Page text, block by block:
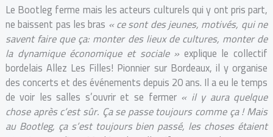
Le Bootleg ferme mais les acteurs culturels qui y ont pris part,
ne baissent pas les bras « ce sont des jeunes, motivés, qui ne
savent faire que ça: monter des lieux de cultures, monter de
la dynamique économique et sociale » explique le collectif
bordelais Allez Les Filles! Pionnier sur Bordeaux, il y organise
des concerts et des événements depuis 20 ans. Il a eu le temps
de voir les salles s’ouvrir et se fermer « il y aura quelque
chose après c’est sûr. Ça se passe toujours comme ça ! Mais
au Bootleg, ça s’est toujours bien passé, les choses étaient